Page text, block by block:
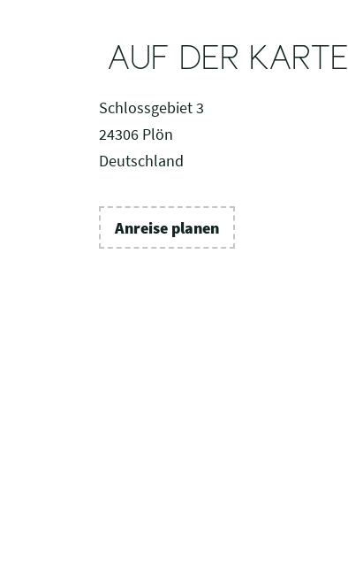
AUF DER KARTE
Schlossgebiet 3
24306 Plön
Deutschland
Anreise planen